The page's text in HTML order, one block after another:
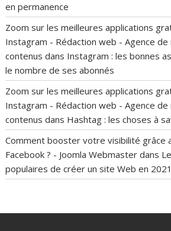
en permanence
Zoom sur les meilleures applications
Instagram - Rédaction web - Agence
contenus dans Instagram : les bonnes
le nombre de ses abonnés
Zoom sur les meilleures applications
Instagram - Rédaction web - Agence
contenus dans Hashtag : les choses à
Comment booster votre visibilité grâce
Facebook ? - Joomla Webmaster dans
populaires de créer un site Web en 2021